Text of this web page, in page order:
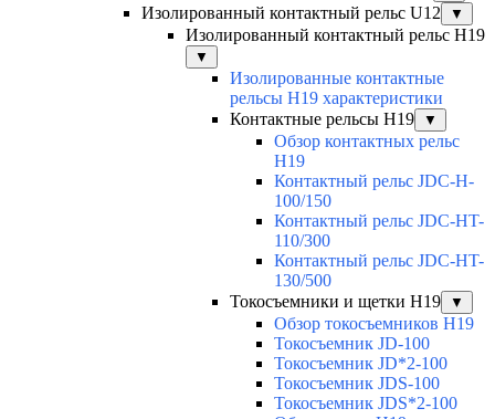
Изолированный контактный рельс U12 ▼
Изолированный контактный рельс Н19
▼
Изолированные контактные
рельсы Н19 характеристики
Контактные рельсы H19
▼
Обзор контактных рельс
H19
Контактный рельс JDC-H-
100/150
Контактный рельс JDC-HT-
110/300
Контактный рельс JDC-HT-
130/500
Токосъемники и щетки H19
▼
Обзор токосъемников H19
Токосъемник JD-100
Токосъемник JD*2-100
Токосъемник JDS-100
Токосъемник JDS*2-100